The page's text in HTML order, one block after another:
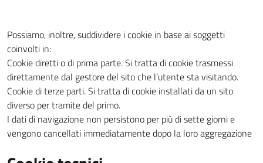
Possiamo, inoltre, suddividere i cookie in base ai soggetti
coinvolti in:
Cookie diretti o di prima parte. Si tratta di cookie trasmessi
direttamente dal gestore del sito che l’utente sta visitando.
Cookie di terze parti. Si tratta di cookie installati da un sito
diverso per tramite del primo.
I dati di navigazione non persistono per più di sette giorni e
vengono cancellati immediatamente dopo la loro aggregazione